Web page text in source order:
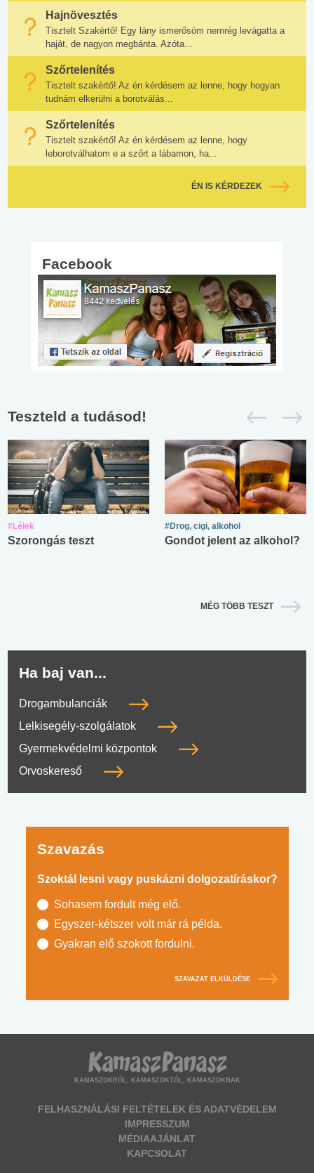
Hajnövesztés
Tisztelt Szakértő! Egy lány ismerősöm nemrég levágatta a
haját, de nagyon megbánta. Azóta...
Szőrtelenítés
Tisztelt szakértő! Az én kérdésem az lenne, hogy hogyan
tudnám elkerülni a borotválás...
Szőrtelenítés
Tisztelt szakértő! Az én kérdésem az lenne, hogy
leborotválhatom e a szőrt a lábamon, ha...
ÉN IS KÉRDEZEK
Facebook
Teszteld a tudásod!
#Lélek
Szorongás teszt
#Drog, cigi, alkohol
Gondot jelent az alkohol?
MÉG TÖBB TESZT
Ha baj van...
Drogambulanciák
Lelkisegély-szolgálatok
Gyermekvédelmi központok
Orvoskereső
Szavazás
Szoktál lesni vagy puskázni dolgozatíráskor?
Sohasem fordult még elő.
Egyszer-kétszer volt már rá példa.
Gyakran elő szokott fordulni.
SZAVAZAT ELKÜLDÉSE
KAMASZOKRÓL, KAMASZOKTÓL, KAMASZOKNAK
FELHASZNÁLÁSI FELTÉTELEK ÉS ADATVÉDELEM
IMPRESSZUM
MÉDIAAJÁNLAT
KAPCSOLAT